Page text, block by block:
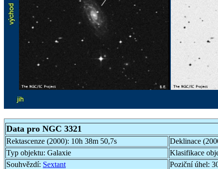
Data pro NGC 3321
Rektascenze (2000): 10h 38m 50,7s
Deklinace
Typ objektu: Galaxie
Klasifikace
Souhvězdí: Sextant Poziční úhel: